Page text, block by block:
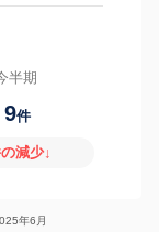
半期
9件
減少↓
年6月